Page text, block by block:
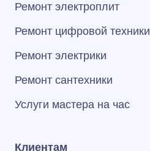
Ремонт электроплит
Ремонт цифровой техники
Ремонт электрики
Ремонт сантехники
Услуги мастера на час
Клиентам